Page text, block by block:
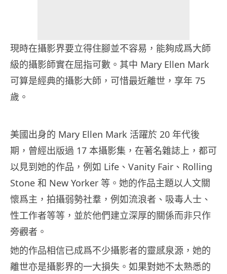
現時在攝影界要立得住腳並不容易，能夠成爲大師
級的攝影師實在屈指可數。其中 Mary Ellen Mark
可算是經典的攝影大師，可惜最近離世，享年 75
歲。
美國出身的 Mary Ellen Mark 活躍於 20 年代後
期，曾經出版過 17 本攝影集，在著名雜誌上，都可
以見到她的作品，例如 Life、Vanity Fair、Rolling
Stone 和 New Yorker 等。她的作品主題以人文關
懷爲主，拍攝弱勢社羣，例如流浪者、吸毒人士、
性工作者等等，並於他們建立深厚的關係而非只作
旁觀者。
她的作品相信已成爲不少攝影者的靈感泉源，她的
離世亦是攝影界的一大損失。如果對她不太熟悉的